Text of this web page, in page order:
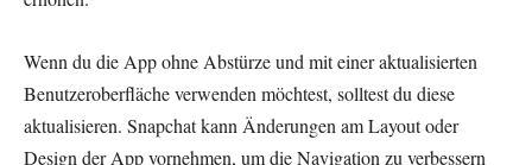
Wenn du die App ohne Abstürze und mit einer aktualisierten
Benutzeroberfläche verwenden möchtest, solltest du diese
aktualisieren. Snapchat kann Änderungen am Layout oder
Design der App vornehmen, um die Navigation zu verbessern